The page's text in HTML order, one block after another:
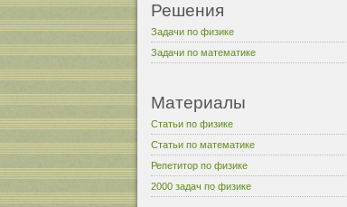
Решения
Задачи по физике
Задачи по математике
Материалы
Статьи по физике
Статьи по математике
Репетитор по физике
2000 задач по физике